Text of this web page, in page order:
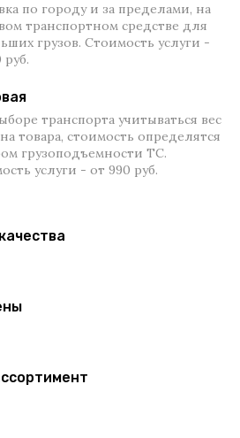
по городу и за пределами, на
транспортном средстве для
грузов. Стоимость услуги -
руб.
транспорта учитываться вес
товара, стоимость определятся
грузоподъемности ТС.
услуги - от 990 руб.